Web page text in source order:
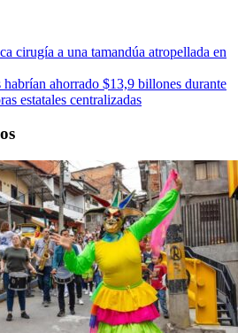
cirugía a una tamandúa atropellada en
habrían ahorrado $13,9 billones durante
estatales centralizadas